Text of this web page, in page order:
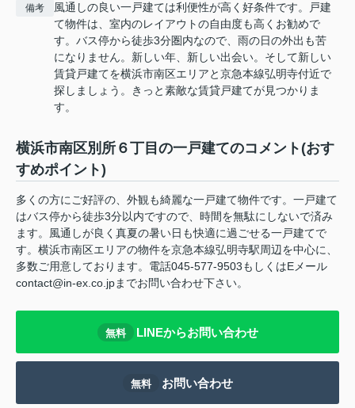
備考
風通しの良い一戸建ては利便性が高く好条件です。戸建
て物件は、室内のレイアウトの自由度も高くお勧めで
す。バス停から徒歩3分圏内なので、雨の日の外出も苦
になりません。新しい年、新しい出会い。そして新しい
賃貸戸建てを横浜市南区エリアと京急本線弘明寺付近で
探しましょう。きっと素敵な賃貸戸建てが見つかりま
す。
横浜市南区別所６丁目の一戸建てのコメント(おす
すめポイント)
多くの方にご好評の、外観も綺麗な一戸建て物件です。一戸建て
はバス停から徒歩3分以内ですので、時間を無駄にしないで済み
ます。風通しが良く真夏の暑い日も快適に過ごせる一戸建てで
す。横浜市南区エリアの物件を京急本線弘明寺駅周辺を中心に、
多数ご用意しております。電話045-577-9503もしくはEメール
contact@in-ex.co.jpまでお問い合わせ下さい。
無料 LINEからお問い合わせ
無料 お問い合わせ